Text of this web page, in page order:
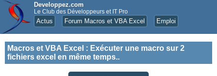
Developpez.com
Le Club des Développeurs et IT Pro
Actus Forum Macros et VBA Excel Emploi
Macros et VBA Excel : Exécuter une macro sur 2
fichiers excel en même temps..